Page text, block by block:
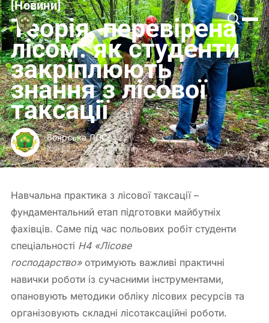
[Новини[
Теорія, перевірена
лісом: як студенти
закріплюють
знання з лісової
таксації
Боярська ЛДС
лип 02, 2026-3 min read
Навчальна практика з лісової таксації –
фундаментальний етап підготовки майбутніх
фахівців. Саме під час польових робіт студенти
спеціальності H4 «Лісове
господарство»отримують важливі практичні
навички роботи із сучасними інструментами,
опановують методики обліку лісових ресурсів та
організовують складні лісотаксаційні роботи.